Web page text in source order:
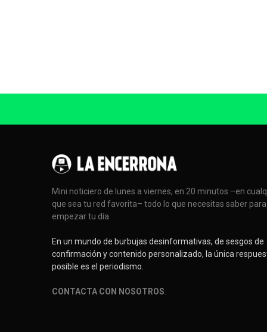
Mini noticiero de lunes a viernes, en 20 minutos –en
que sea tu red favorita– todo lo que necesitas saber para
empezar tu día.
En un mundo de burbujas desinformativas, de sesgos de
confirmación y contenido personalizado, la única
posible es el periodismo.
CONTACTA CON NOSOTROS